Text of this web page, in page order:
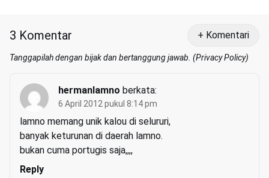
3 Komentar + Komentari
Tanggapilah dengan bijak dan bertanggung jawab. (Privacy Policy)
hermanlamno berkata:
6 April 2012 pukul 8:14 pm
lamno memang unik kalou di selururi,
banyak keturunan di daerah lamno.
bukan cuma portugis saja,,,,
Reply